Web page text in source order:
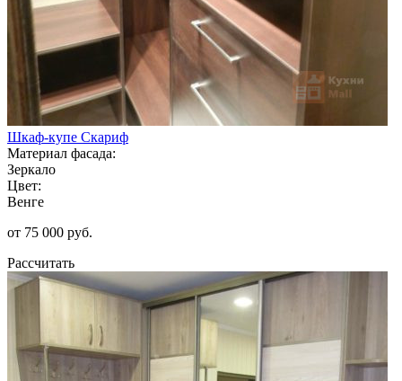
Шкаф-купе Скариф
Материал фасада:
Зеркало
Цвет:
Венге
от 75 000 руб.
Рассчитать